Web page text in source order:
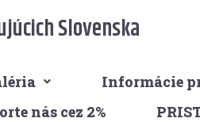
Slovenska
Informácie
nás cez 2%